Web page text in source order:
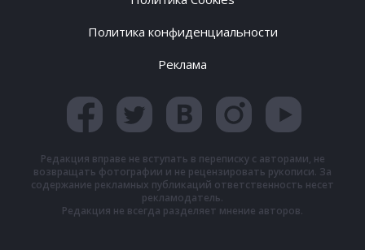
Политика конфиденциальности
Реклама
Редакция вправе не вступать в переписку с авторами, не
возвращать фотографии и не рецензировать рукописи. За
содержание рекламных публикаций ответственность несет
рекламодатель.
Редакция не всегда разделяет мнение авторов.